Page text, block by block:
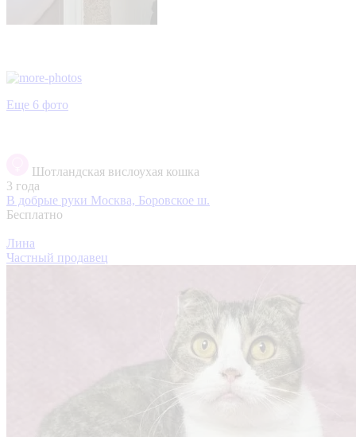
Еще 6 фото
Шотландская вислоухая кошка
3 года
В добрые руки Москва, Боровское ш.
Бесплатно
Лина
Частный продавец